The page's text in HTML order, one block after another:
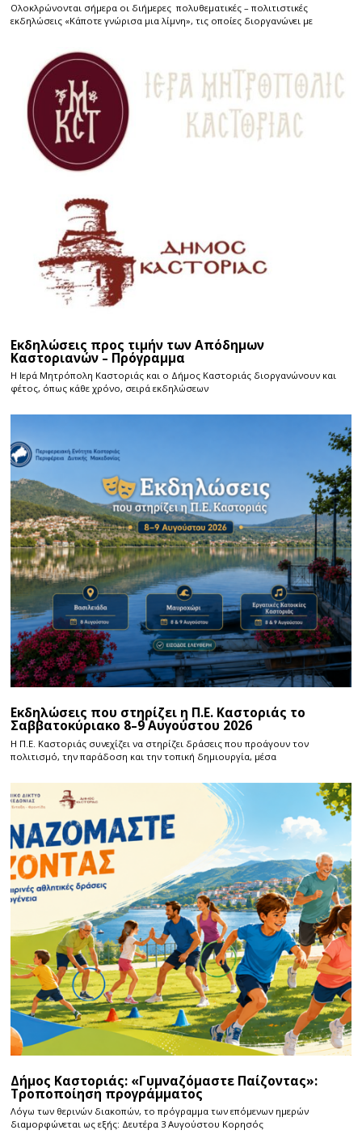
Ολοκλρώνονται σήμερα οι διήμερες πολυθεματικές – πολιτιστικές
εκδηλώσεις «Κάποτε γνώρισα μια λίμνη», τις οποίες διοργανώνει με
Εκδηλώσεις προς τιμήν των Απόδημων
Καστοριανών – Πρόγραμμα
Η Ιερά Μητρόπολη Καστοριάς και ο Δήμος Καστοριάς διοργανώνουν και
φέτος, όπως κάθε χρόνο, σειρά εκδηλώσεων
Εκδηλώσεις που στηρίζει η Π.Ε. Καστοριάς το
Σαββατοκύριακο 8–9 Αυγούστου 2026
Η Π.E. Καστοριάς συνεχίζει να στηρίζει δράσεις που προάγουν τον
πολιτισμό, την παράδοση και την τοπική δημιουργία, μέσα
Δήμος Καστοριάς: «Γυμναζόμαστε Παίζοντας»:
Τροποποίηση προγράμματος
Λόγω των θερινών διακοπών, το πρόγραμμα των επόμενων ημερών
διαμορφώνεται ως εξής: Δευτέρα 3 Αυγούστου Κορησός